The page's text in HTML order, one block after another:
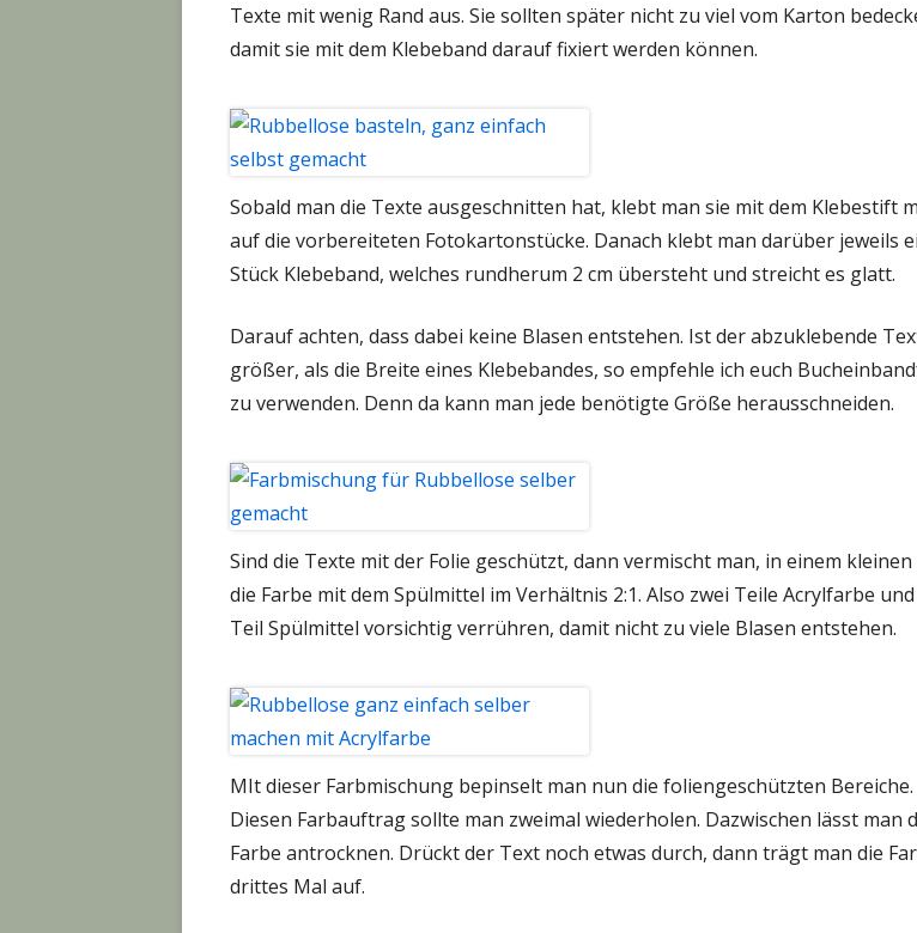
Texte mit wenig Rand aus. Sie sollten später nicht zu viel vom Karton
damit sie mit dem Klebeband darauf fixiert werden können.
Sobald man die Texte ausgeschnitten hat, klebt man sie mit dem Klebestift
auf die vorbereiteten Fotokartonstücke. Danach klebt man darüber jeweils
Stück Klebeband, welches rundherum 2 cm übersteht und streicht es glatt.
Darauf achten, dass dabei keine Blasen entstehen. Ist der abzuklebende
größer, als die Breite eines Klebebandes, so empfehle ich euch
zu verwenden. Denn da kann man jede benötigte Größe herausschneiden.
Sind die Texte mit der Folie geschützt, dann vermischt man, in einem kleinen
die Farbe mit dem Spülmittel im Verhältnis 2:1. Also zwei Teile Acrylfarbe
Teil Spülmittel vorsichtig verrühren, damit nicht zu viele Blasen entstehen.
MIt dieser Farbmischung bepinselt man nun die foliengeschützten Bereiche.
Diesen Farbauftrag sollte man zweimal wiederholen. Dazwischen lässt man
Farbe antrocknen. Drückt der Text noch etwas durch, dann trägt man die
drittes Mal auf.